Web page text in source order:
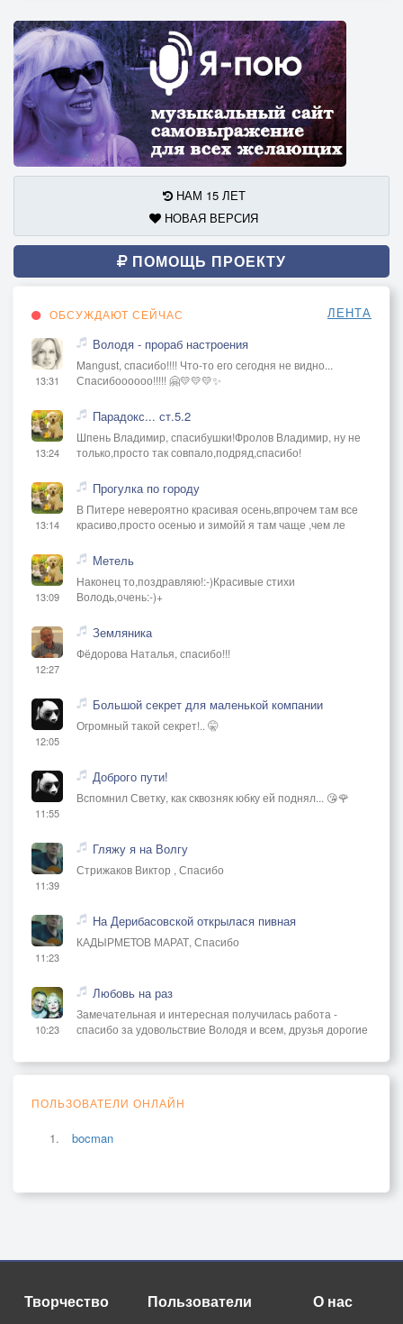
НАМ 15 ЛЕТ
НОВАЯ ВЕРСИЯ
ПОМОЩЬ ПРОЕКТУ
ОБСУЖДАЮТ СЕЙЧАС ЛЕНТА
13:31
Володя - прораб настроения
Mangust, спасибо!!!! Что-то его сегодня не видно...
Спасибоооооо!!!!! 🤗💛💛💛✨
13:24
Парадокс... ст.5.2
Шпень Владимир, спасибушки!Фролов Владимир, ну не
только,просто так совпало,подряд,спасибо!
13:14
Прогулка по городу
В Питере невероятно красивая осень,впрочем там все
красиво,просто осенью и зимойй я там чаще ,чем ле
13:09
Метель
Наконец то,поздравляю!:-)Красивые стихи
Володь,очень:-)+
12:27
Земляника
Фёдорова Наталья, спасибо!!!
12:05
Большой секрет для маленькой компании
Огромный такой секрет!.. 🤫
11:55
Доброго пути!
Вспомнил Светку, как сквозняк юбку ей поднял... 😘🌹
11:39
Гляжу я на Волгу
Стрижаков Виктор , Спасибо
11:23
На Дерибасовской открылася пивная
КАДЫРМЕТОВ МАРАТ, Спасибо
10:23
Любовь на раз
Замечательная и интересная получилась работа -
спасибо за удовольствие Володя и всем, друзья дорогие
ПОЛЬЗОВАТЕЛИ ОНЛАЙН
bocman
Творчество Пользователи О нас